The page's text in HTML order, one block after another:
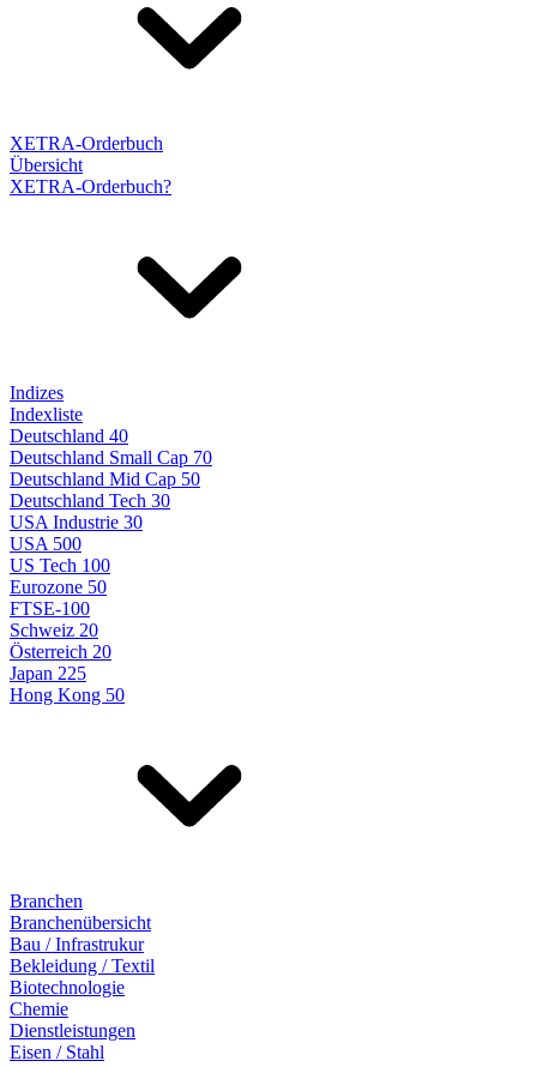
XETRA-Orderbuch
Übersicht
XETRA-Orderbuch?
Indizes
Indexliste
Deutschland 40
Deutschland Small Cap 70
Deutschland Mid Cap 50
Deutschland Tech 30
USA Industrie 30
USA 500
US Tech 100
Eurozone 50
FTSE-100
Schweiz 20
Österreich 20
Japan 225
Hong Kong 50
Branchen
Branchenübersicht
Bau / Infrastrukur
Bekleidung / Textil
Biotechnologie
Chemie
Dienstleistungen
Eisen / Stahl